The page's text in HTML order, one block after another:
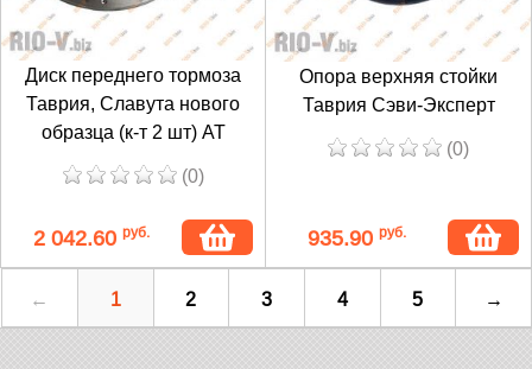
Диск переднего тормоза
Таврия, Славута нового
образца (к-т 2 шт) AT
(0)
2 042.60 руб.
Опора верхняя стойки
Таврия Сэви-Эксперт
(0)
935.90 руб.
← 1 2 3 4 5 →